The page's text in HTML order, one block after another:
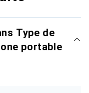
Type de
portable